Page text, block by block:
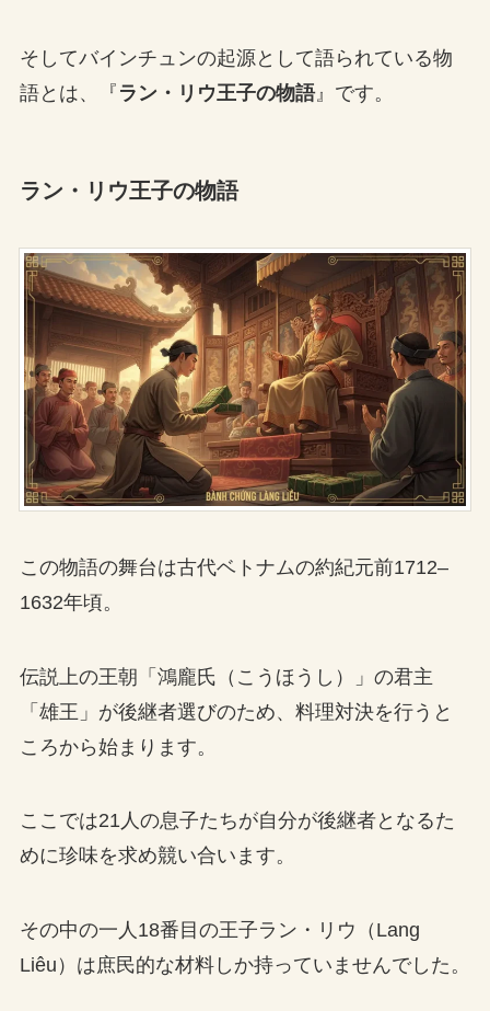
そしてバインチュンの起源として語られている物
語とは、『 ラン・リウ王子の物語』です。
ラン・リウ王子の物語
この物語の舞台は古代ベトナムの約紀元前1712–
1632年頃。
伝説上の王朝「鴻龐氏（こうほうし）」の君主
「雄王」が後継者選びのため、料理対決を行うと
ころから始まります。
ここでは21人の息子たちが自分が後継者となるた
めに珍味を求め競い合います。
その中の一人18番目の王子ラン・リウ（Lang
Liêu）は庶民的な材料しか持っていませんでした。